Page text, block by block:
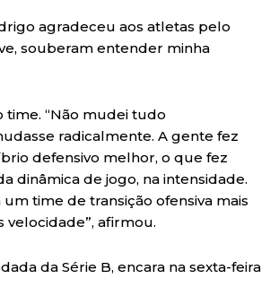
agradeceu aos atletas pelo
souberam entender minha
“Não mudei tudo
radicalmente. A gente fez
defensivo melhor, o que fez
dinâmica de jogo, na intensidade.
time de transição ofensiva mais
velocidade”, afirmou.
da Série B, encara na sexta-feira